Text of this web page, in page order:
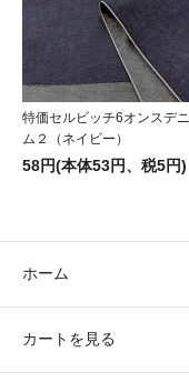
特価セルビッチ6オンスデニ
ム２（ネイビー）
58円(本体53円、税5円)
ホーム
カートを見る